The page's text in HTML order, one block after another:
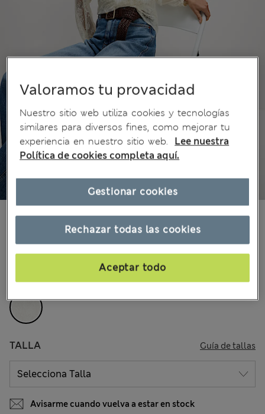
14 Opiniones
$77.99 Todos los precios incluyen impuestos y aranceles
Agotado
TALLA Guía de tallas
Avisarme cuando vuelva a estar en stock
Valoramos tu provacidad
Nuestro sitio web utiliza cookies y tecnologías
similares para diversos fines, como mejorar tu
experiencia en nuestro sitio web.
Lee nuestra
Política de cookies completa aquí.
Rechazar todas las cookies
Aceptar todo
Gestionar cookies